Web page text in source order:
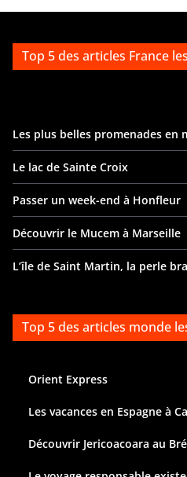
Top 5 des articles France
Les plus belles promenades en
Le lac de Sainte Croix
Passer un week-end à Honfleur
Découvrir le Mucem à Marseille
L’île de Saint Martin, la perle
Top 5 des articles monde
Orient Express
Les vacances en Espagne à
Découvrir Jericoacoara au